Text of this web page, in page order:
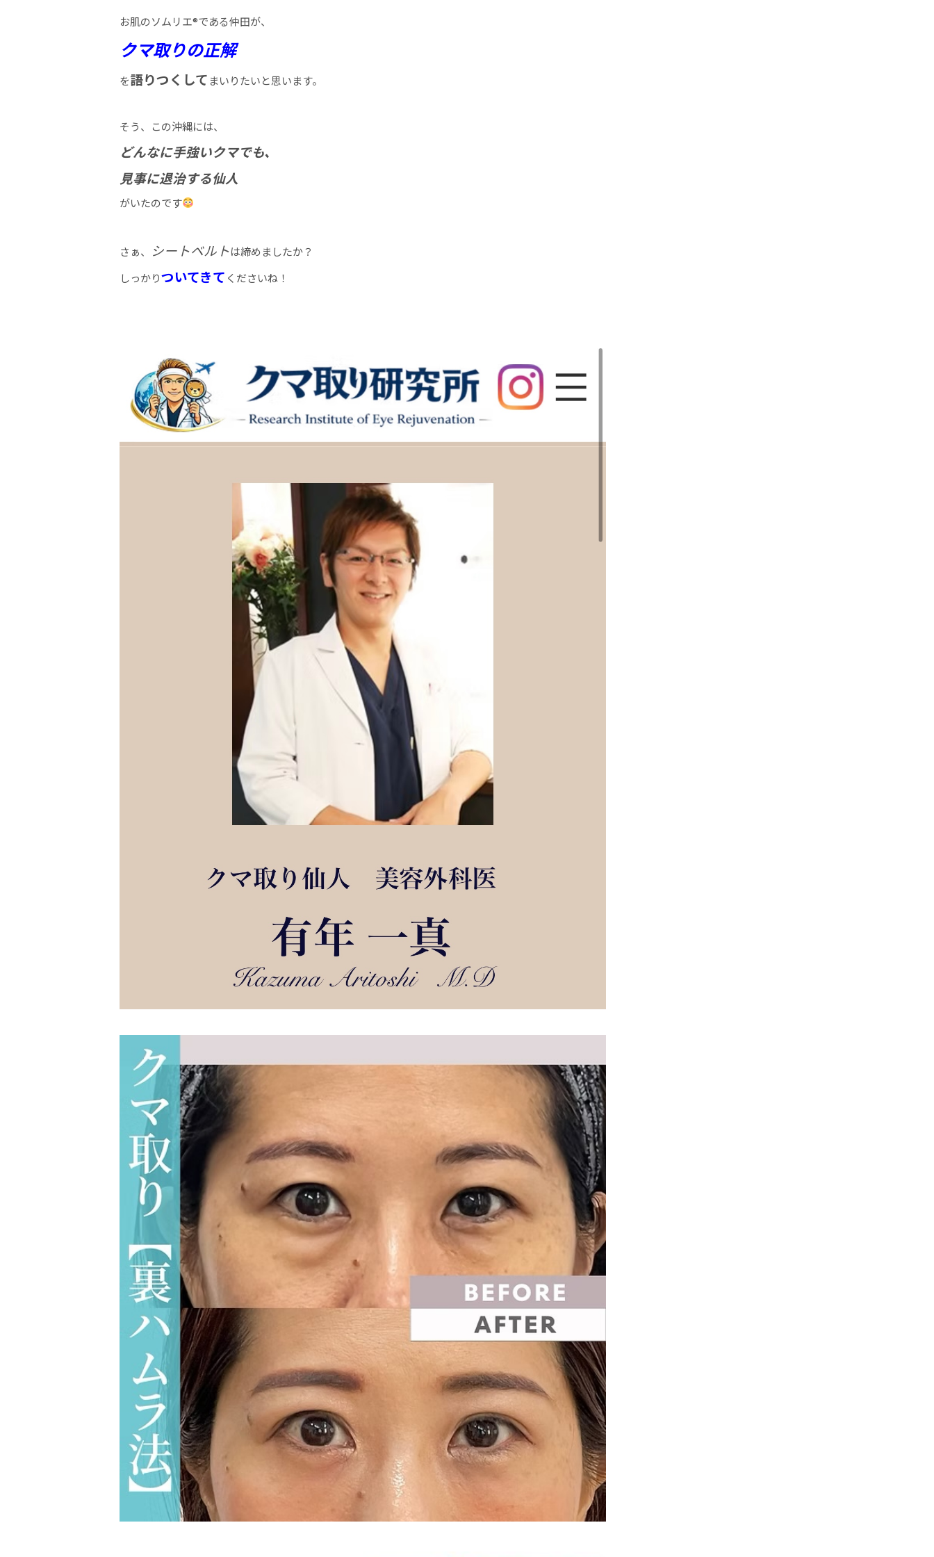
お肌のソムリエ®である仲田が、
クマ取りの正解
を語りつくして まいりたいと思います。
そう、この沖縄には、
どんなに手強いクマでも、
見事に退治する仙人
がいたのです
さぁ、 シートベルトは締めましたか？
しっかりついてきて くださいね！